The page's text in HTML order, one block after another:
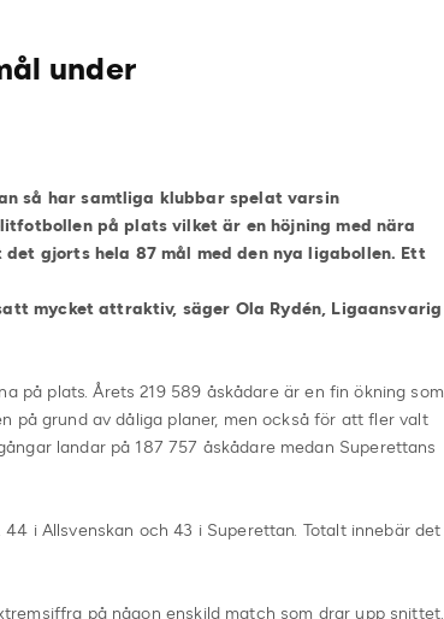
under
så har samtliga klubbar spelat varsin
på plats vilket är en höjning med nära
gjorts hela 87 mål med den nya ligabollen. Ett
mycket attraktiv, säger Ola Rydén, Ligaansvarig
på plats. Årets 219 589 åskådare är en fin ökning som
på grund av dåliga planer, men också för att fler valt
landar på 187 757 åskådare medan Superettans
i Allsvenskan och 43 i Superettan. Totalt innebär det
på någon enskild match som drar upp snittet.